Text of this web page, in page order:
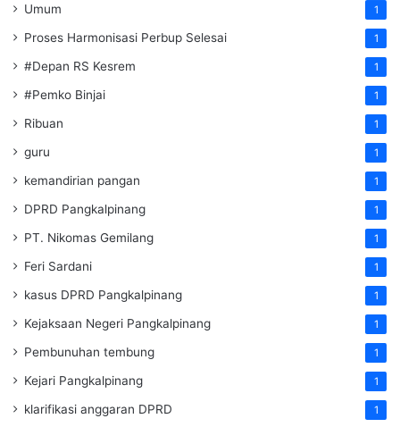
Umum 1
Proses Harmonisasi Perbup Selesai 1
#Depan RS Kesrem 1
#Pemko Binjai 1
Ribuan 1
guru 1
kemandirian pangan 1
DPRD Pangkalpinang 1
PT. Nikomas Gemilang 1
Feri Sardani 1
kasus DPRD Pangkalpinang 1
Kejaksaan Negeri Pangkalpinang 1
Pembunuhan tembung 1
Kejari Pangkalpinang 1
klarifikasi anggaran DPRD 1